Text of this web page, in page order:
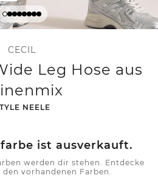
CECIL
Leg Hose aus
NEELE
ist ausverkauft.
werden dir stehen. Entdecke
vorhandenen Farben.